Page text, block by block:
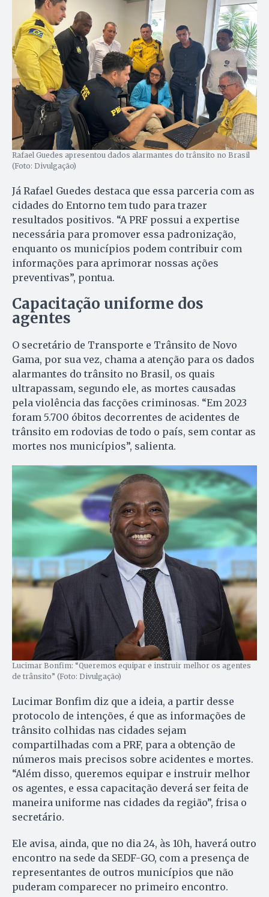
Rafael Guedes apresentou dados alarmantes do trânsito no Brasil
(Foto: Divulgação)
Já Rafael Guedes destaca que essa parceria com as
cidades do Entorno tem tudo para trazer
resultados positivos. “A PRF possui a expertise
necessária para promover essa padronização,
enquanto os municípios podem contribuir com
informações para aprimorar nossas ações
preventivas”, pontua.
Capacitação uniforme dos
agentes
O secretário de Transporte e Trânsito de Novo
Gama, por sua vez, chama a atenção para os dados
alarmantes do trânsito no Brasil, os quais
ultrapassam, segundo ele, as mortes causadas
pela violência das facções criminosas. “Em 2023
foram 5.700 óbitos decorrentes de acidentes de
trânsito em rodovias de todo o país, sem contar as
mortes nos municípios”, salienta.
Lucimar Bonfim: “Queremos equipar e instruir melhor os agentes
de trânsito” (Foto: Divulgação)
Lucimar Bonfim diz que a ideia, a partir desse
protocolo de intenções, é que as informações de
trânsito colhidas nas cidades sejam
compartilhadas com a PRF, para a obtenção de
números mais precisos sobre acidentes e mortes.
“Além disso, queremos equipar e instruir melhor
os agentes, e essa capacitação deverá ser feita de
maneira uniforme nas cidades da região”, frisa o
secretário.
Ele avisa, ainda, que no dia 24, às 10h, haverá outro
encontro na sede da SEDF-GO, com a presença de
representantes de outros municípios que não
puderam comparecer no primeiro encontro.